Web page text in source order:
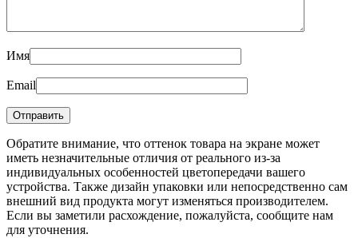
Имя
Email
Обратите внимание, что оттенок товара на экране может
иметь незначительные отличия от реального из-за
индивидуальных особенностей цветопередачи вашего
устройства. Также дизайн упаковки или непосредственно сам
внешний вид продукта могут изменяться производителем.
Если вы заметили расхождение, пожалуйста, сообщите нам
для уточнения.